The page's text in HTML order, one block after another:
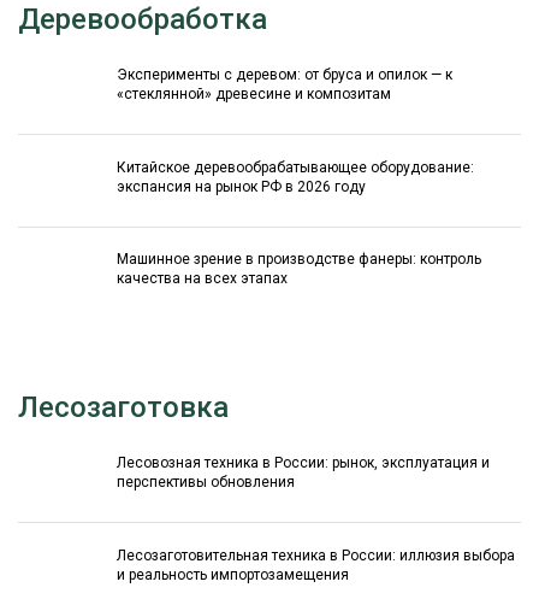
Деревообработка
Эксперименты с деревом: от бруса и опилок — к
«стеклянной» древесине и композитам
Китайское деревообрабатывающее оборудование:
экспансия на рынок РФ в 2026 году
Машинное зрение в производстве фанеры: контроль
качества на всех этапах
Лесозаготовка
Лесовозная техника в России: рынок, эксплуатация и
перспективы обновления
Лесозаготовительная техника в России: иллюзия выбора
и реальность импортозамещения